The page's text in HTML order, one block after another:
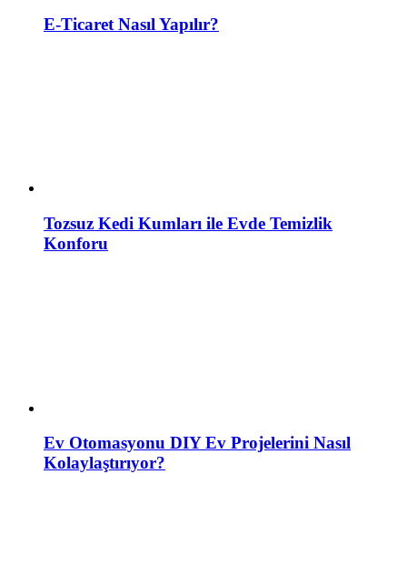
E-Ticaret Nasıl Yapılır?
Tozsuz Kedi Kumları ile Evde Temizlik
Konforu
Ev Otomasyonu DIY Ev Projelerini Nasıl
Kolaylaştırıyor?